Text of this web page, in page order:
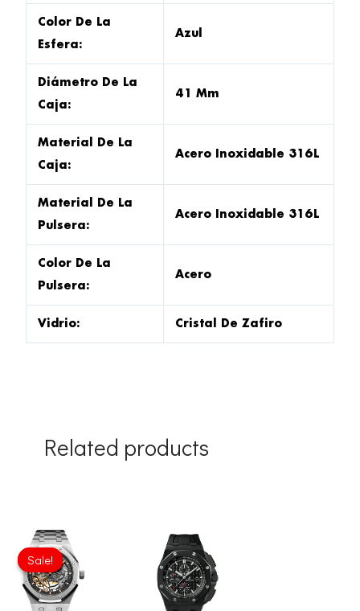
Color De La
Esfera:
Azul
Diámetro De La
Caja:
41 Mm
Material De La
Caja:
Acero Inoxidable 316L
Material De La
Pulsera:
Acero Inoxidable 316L
Color De La
Pulsera:
Acero
Vidrio: Cristal De Zafiro
Related products
Sale!
Sale!
Original
price
was:
£387.00.